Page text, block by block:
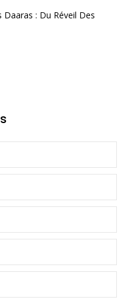
: Du Réveil Des